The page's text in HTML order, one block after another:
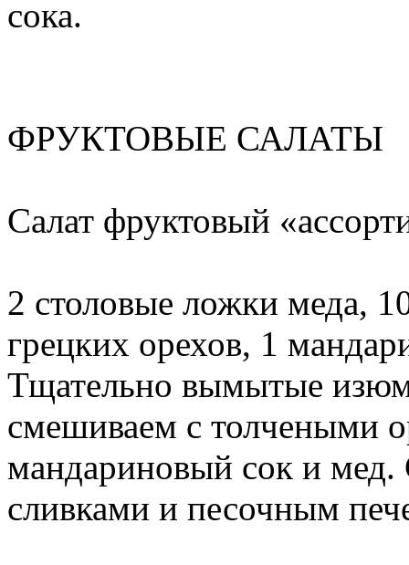
сока.
ФРУКТОВЫЕ САЛАТЫ
Салат фруктовый
2 столовые ложки меда,
грецких орехов, 1
Тщательно вымытые
смешиваем с толчеными
мандариновый сок и
сливками и песочным